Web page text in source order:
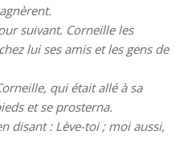
suivant. Corneille les
lui ses amis et les gens de
qui était allé à sa
et se prosterna.
disant : Lève-toi ; moi aussi,